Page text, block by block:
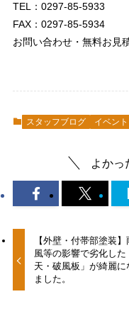
TEL：0297-85-5933
FAX：0297-85-5934
お問い合わせ・無料お見
スタッフブログ イベント
よかっ
【外壁・付帯部塗装】
風等の影響で劣化した
天・破風板」が綺麗に
ました。